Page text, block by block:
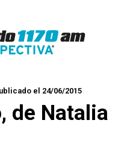
el 24/06/2015
, de Natalia